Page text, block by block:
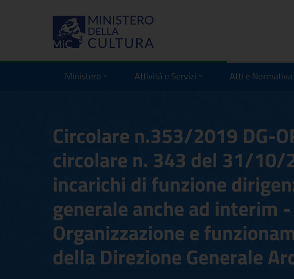
Ministero Attività e Servizi Atti e Normativa
Circolare n.353/2019 DG-
circolare n. 343 del 31/
incarichi di funzione
generale anche ad interim
Organizzazione e
della Direzione Generale